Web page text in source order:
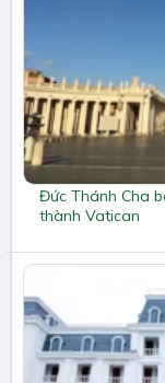
Đức Thánh Cha
thành Vatican